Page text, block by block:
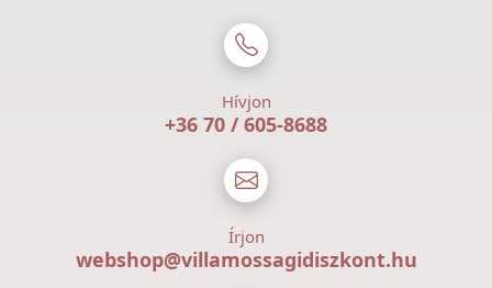
Hívjon
+36 70 / 605-8688
Írjon
webshop@villamossagidiszkont.hu